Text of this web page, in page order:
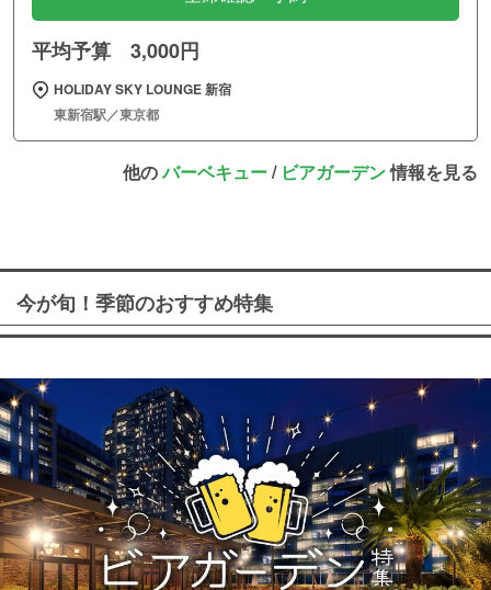
平均予算 3,000円
HOLIDAY SKY LOUNGE 新宿
東新宿駅／東京都
他のバーベキュー/ ビアガーデン情報を見る
今が旬！季節のおすすめ特集